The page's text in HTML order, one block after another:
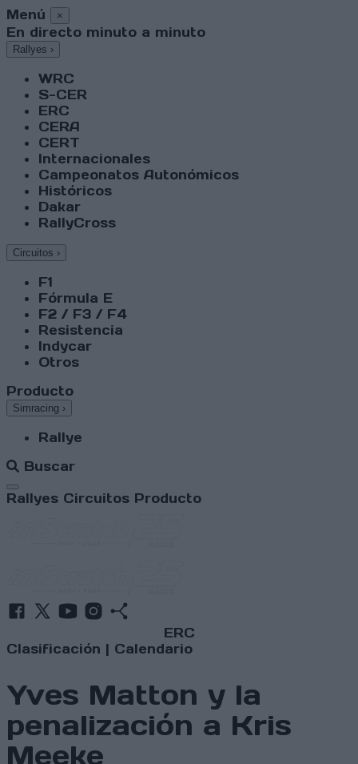
Menú ×
En directo minuto a minuto
Rallyes ›
WRC
S-CER
ERC
CERA
CERT
Internacionales
Campeonatos Autonómicos
Históricos
Dakar
RallyCross
Circuitos ›
F1
Fórmula E
F2 / F3 / F4
Resistencia
Indycar
Otros
Producto
Simracing ›
Rallye
Buscar
Abrir menú
Rallyes Circuitos Producto
ERC
Clasificación | Calendario
Yves Matton y la
penalización a Kris
Meeke